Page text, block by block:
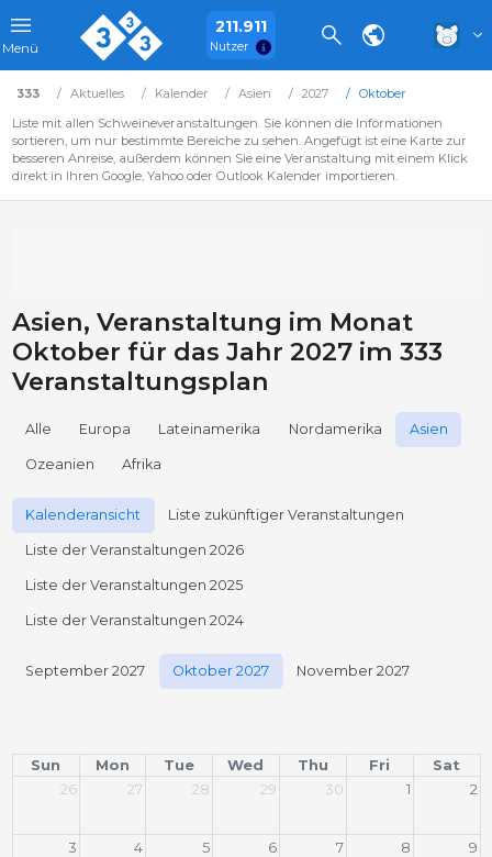
Menü
211.911
Nutzer
333 Aktuelles Kalender Asien 2027
Oktober
Liste mit allen Schweineveranstaltungen. Sie können die Informationen
sortieren, um nur bestimmte Bereiche zu sehen. Angefügt ist eine Karte zur
besseren Anreise, außerdem können Sie eine Veranstaltung mit einem Klick
direkt in Ihren Google, Yahoo oder Outlook Kalender importieren.
Asien, Veranstaltung im Monat
Oktober für das Jahr 2027 im 333
Veranstaltungsplan
Alle Europa Lateinamerika Nordamerika Asien
Ozeanien Afrika
Kalenderansicht Liste zukünftiger Veranstaltungen
Liste der Veranstaltungen 2026
Liste der Veranstaltungen 2025
Liste der Veranstaltungen 2024
September 2027 Oktober 2027 November 2027
Sun Mon Tue Wed Thu Fri
Sat
26
27 28 29 30 1 2
3 4 5 6 7 8 9